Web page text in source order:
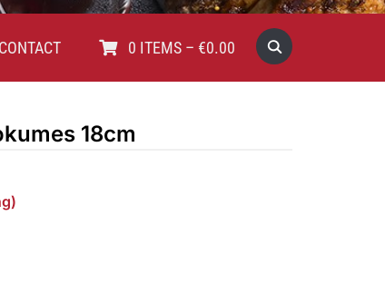
CONTACT 0 ITEMS – €0.00
18cm